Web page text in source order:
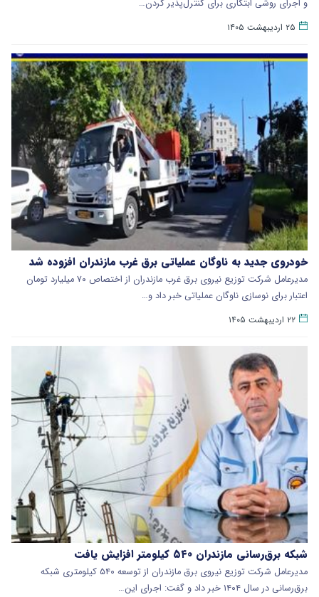
و اجرای روشی ابتکاری برای کنترل‌پذیر کردن…
۲۵ اردیبهشت ۱۴۰۵
خودروی جدید به ناوگان عملیاتی برق غرب مازندران افزوده شد
مدیرعامل شرکت توزیع نیروی برق غرب مازندران از اختصاص ۷۰ میلیارد تومان
اعتبار برای نوسازی ناوگان عملیاتی خبر داد و…
۲۲ اردیبهشت ۱۴۰۵
شبکه برق‌رسانی مازندران ۵۴۰ کیلومتر افزایش یافت
مدیرعامل شرکت توزیع نیروی برق مازندران از توسعه ۵۴۰ کیلومتری شبکه
برق‌رسانی در سال ۱۴۰۴ خبر داد و گفت: اجرای این…